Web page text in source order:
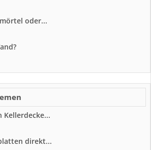
oder...
Kellerdecke...
direkt...